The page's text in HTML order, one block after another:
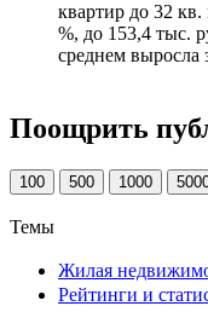
квартир до 32
%, до 153,4 тыс.
среднем выросла
Поощрить
100 500 1000
Темы
Жилая
Рейтинги и